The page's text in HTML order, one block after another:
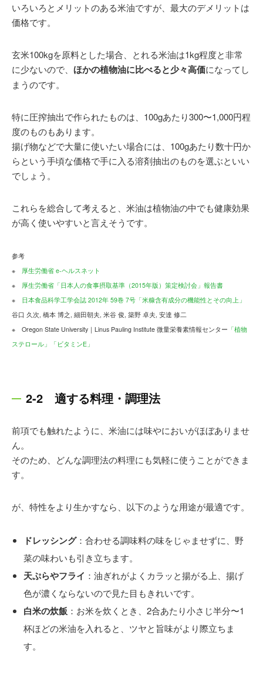
いろいろとメリットのある米油ですが、最大のデメリットは
価格です。
玄米100kgを原料とした場合、とれる米油は1kg程度と非常
に少ないので、 ほかの植物油に比べると少々高価になってし
まうのです。
特に圧搾抽出で作られたものは、100gあたり300〜1,000円程
度のものもあります。
揚げ物などで大量に使いたい場合には、100gあたり数十円か
らという手頃な価格で手に入る溶剤抽出のものを選ぶといい
でしょう。
これらを総合して考えると、米油は植物油の中でも健康効果
が高く使いやすいと言えそうです。
参考
※ 厚生労働省 e-ヘルスネット
※ 厚生労働省「日本人の食事摂取基準（2015年版）策定検討会」報告書
※ 日本食品科学工学会誌 2012年 59巻 7号「米糠含有成分の機能性とその向上」
谷口 久次, 橋本 博之, 細田朝夫, 米谷 俊, 築野 卓夫, 安達 修二
※ Oregon State University｜Linus Pauling Institute 微量栄養素情報センター 「植物
ステロール」
「ビタミンE」
2-2 適する料理・調理法
前項でも触れたように、米油には味やにおいがほぼありませ
ん。
そのため、どんな調理法の料理にも気軽に使うことができま
す。
が、特性をより生かすなら、以下のような用途が最適です。
ドレッシング：合わせる調味料の味をじゃませずに、野
菜の味わいも引き立ちます。
天ぷらやフライ ：油ぎれがよくカラッと揚がる上、揚げ
色が濃くならないので見た目もきれいです。
白米の炊飯 ：お米を炊くとき、2合あたり小さじ半分〜1
杯ほどの米油を入れると、ツヤと旨味がより際立ちま
す。